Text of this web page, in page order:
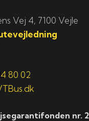
Vej 4, 7100 Vejle
80 02
nr.